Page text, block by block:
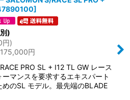
]
)
円)
175,000円
PRO SL + I12 TL GW レース
ーマンスを要求するエキスパート
めのSL モデル。最先端のBLADE